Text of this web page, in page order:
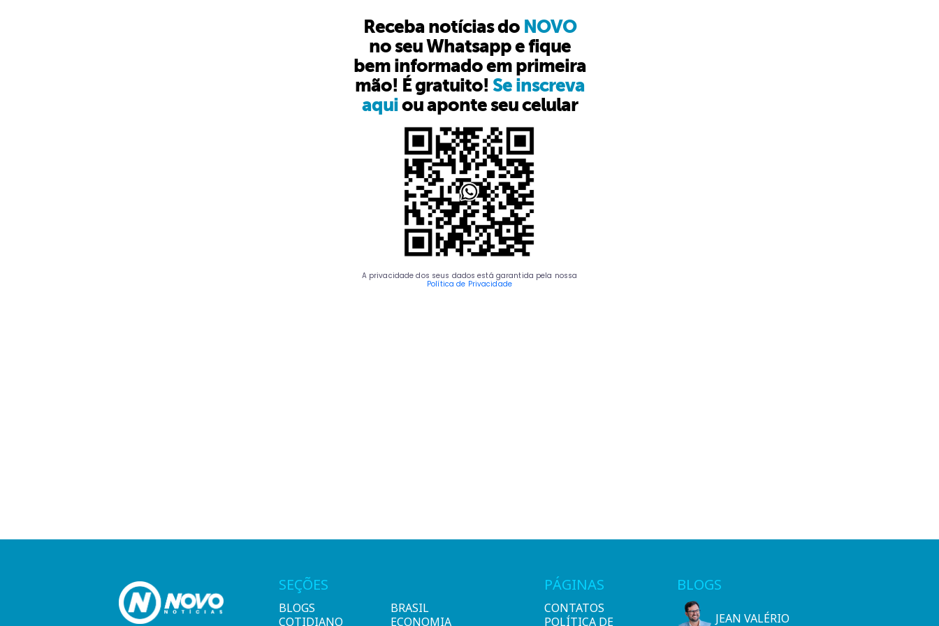
Receba notícias do NOVO
no seu Whatsapp e fique
bem informado em primeira
mão! É gratuito! Se inscreva
aquiou aponte seu celular
A privacidade dos seus dados está garantida pela nossa
Política de Privacidade
SEÇÕES
BLOGS
BRASIL
COTIDIANO
ECONOMIA
PÁGINAS
CONTATOS
POLÍTICA DE
BLOGS
JEAN VALÉRIO